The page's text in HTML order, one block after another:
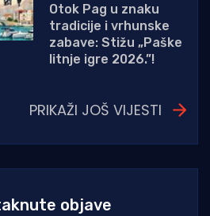
Otok Pag u znaku
tradicije i vrhunske
zabave: Stižu „Paške
litnje igre 2026.”!
PRIKAŽI JOŠ VIJESTI
objave